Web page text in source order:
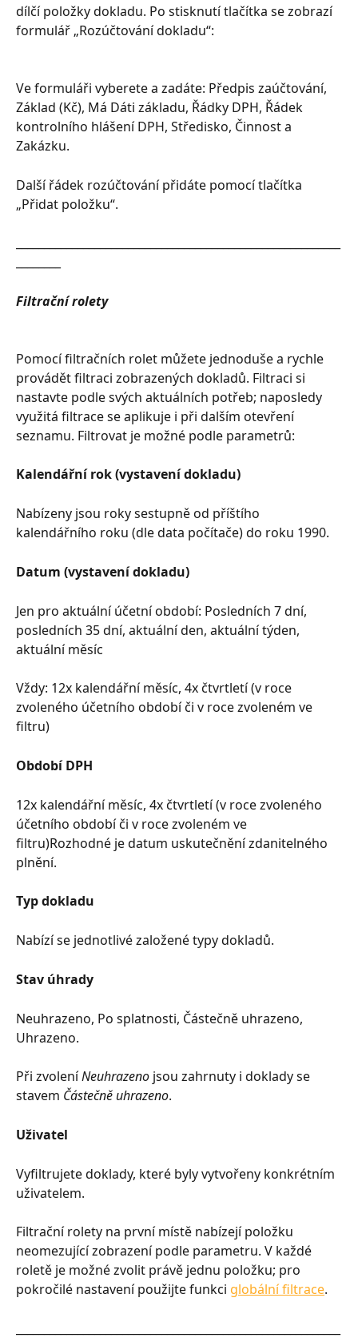
dílčí položky dokladu. Po stisknutí tlačítka se zobrazí
formulář „Rozúčtování dokladu“:
Ve formuláři vyberete a zadáte: Předpis zaúčtování,
Základ (Kč), Má Dáti základu, Řádky DPH, Řádek
kontrolního hlášení DPH, Středisko, Činnost a
Zakázku.
Další řádek rozúčtování přidáte pomocí tlačítka
„Přidat položku“.
Filtrační rolety
Pomocí filtračních rolet můžete jednoduše a rychle
provádět filtraci zobrazených dokladů. Filtraci si
nastavte podle svých aktuálních potřeb; naposledy
využitá filtrace se aplikuje i při dalším otevření
seznamu. Filtrovat je možné podle parametrů:
Kalendářní rok (vystavení dokladu)
Nabízeny jsou roky sestupně od příštího
kalendářního roku (dle data počítače) do roku 1990.
Datum (vystavení dokladu)
Jen pro aktuální účetní období: Posledních 7 dní,
posledních 35 dní, aktuální den, aktuální týden,
aktuální měsíc
Vždy: 12x kalendářní měsíc, 4x čtvrtletí (v roce
zvoleného účetního období či v roce zvoleném ve
filtru)
Období DPH
12x kalendářní měsíc, 4x čtvrtletí (v roce zvoleného
účetního období či v roce zvoleném ve
filtru)Rozhodné je datum uskutečnění zdanitelného
plnění.
Typ dokladu
Nabízí se jednotlivé založené typy dokladů.
Stav úhrady
Neuhrazeno, Po splatnosti, Částečně uhrazeno,
Uhrazeno.
Při zvolení Neuhrazeno jsou zahrnuty i doklady se
stavem Částečně uhrazeno.
Uživatel
Vyfiltrujete doklady, které byly vytvořeny konkrétním
uživatelem.
Filtrační rolety na první místě nabízejí položku
neomezující zobrazení podle parametru. V každé
roletě je možné zvolit právě jednu položku; pro
pokročilé nastavení použijte funkci globální filtrace.